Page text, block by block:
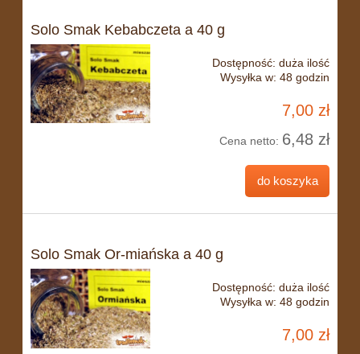
Solo Smak Kebabczeta a 40 g
Dostępność: duża ilość
Wysyłka w: 48 godzin
7,00 zł
Cena netto: 6,48 zł
do koszyka
Solo Smak Or-miańska a 40 g
Dostępność: duża ilość
Wysyłka w: 48 godzin
7,00 zł